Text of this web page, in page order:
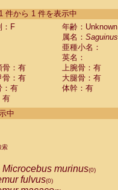
labiatus(0)
leucopus (0)
mystax
nigricollis (1)
oedipus
weddelli
spp.
albifrons
boliviensis(0)
sciureus(0)
件から 1 件を表示中
：F
年齢：Unknown
属名： Saguinus
亜種小名：
英名：
骨：有 上腕骨：有
骨：有 大腿骨：有
：有
体幹：有
有
中
索
Microcebus murinus(0)
fulvus(0)